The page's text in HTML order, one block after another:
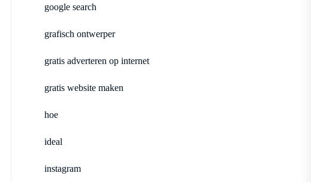
google search
grafisch ontwerper
gratis adverteren op internet
gratis website maken
hoe
ideal
instagram